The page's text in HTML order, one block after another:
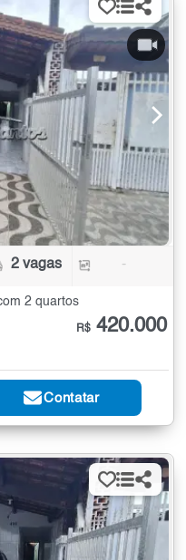
2 vagas -
2 quartos
R$ 420.000
Contatar